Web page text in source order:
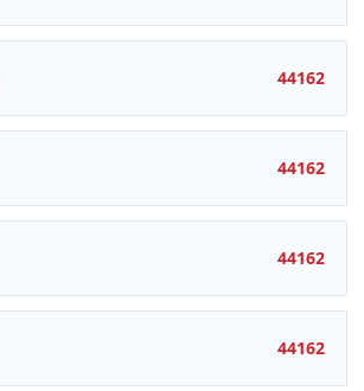
44162
44162
44162
44162